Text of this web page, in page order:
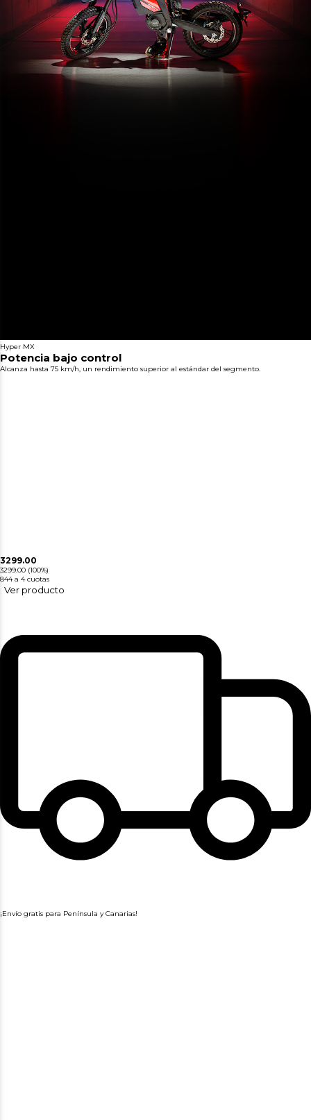
Hyper MX
Potencia bajo control
Alcanza hasta 75 km/h, un rendimiento superior al estándar del segmento.
3299.00
3299.00 (100%)
844 a 4 cuotas
Ver producto
¡Envío gratis para Península y Canarias!